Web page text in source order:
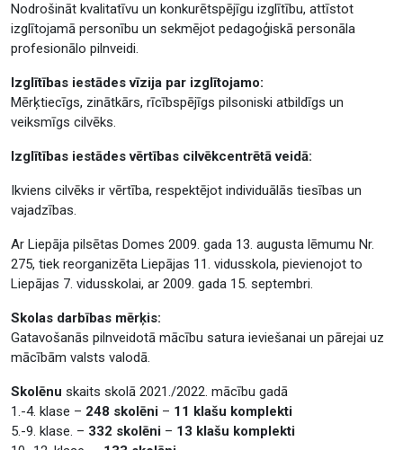
Nodrošināt kvalitatīvu un konkurētspējīgu izglītību, attīstot
izglītojamā personību un sekmējot pedagoģiskā personāla
profesionālo pilnveidi.
Izglītības iestādes vīzija par izglītojamo:
Mērķtiecīgs, zinātkārs, rīcībspējīgs pilsoniski atbildīgs un
veiksmīgs cilvēks.
Izglītības iestādes vērtības cilvēkcentrētā veidā:
Ikviens cilvēks ir vērtība, respektējot individuālās tiesības un
vajadzības.
Ar Liepāja pilsētas Domes 2009. gada 13. augusta lēmumu Nr.
275, tiek reorganizēta Liepājas 11. vidusskola, pievienojot to
Liepājas 7. vidusskolai, ar 2009. gada 15. septembri.
Skolas darbības mērķis:
Gatavošanās pilnveidotā mācību satura ieviešanai un pārejai uz
mācībām valsts valodā.
Skolēnu skaits skolā 2021./2022. mācību gadā
1.-4. klase – 248 skolēni – 11 klašu komplekti
5.-9. klase. – 332 skolēni – 13 klašu komplekti